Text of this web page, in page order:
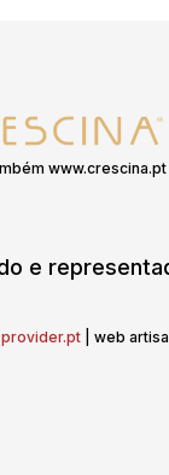
www.crescina.pt
e
provider.pt | web